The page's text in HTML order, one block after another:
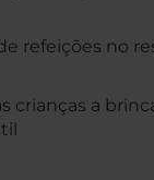
refeições no
crianças a